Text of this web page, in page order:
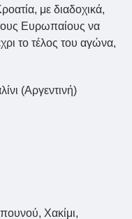
με διαδοχικά,
Ευρωπαίους να
το τέλος του αγώνα,
(Αργεντινή)
Χακίμι,